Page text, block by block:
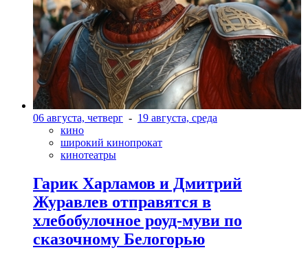
06 августа, четверг - 19 августа, среда
кино
широкий кинопрокат
кинотеатры
Гарик Харламов и Дмитрий
Журавлев отправятся в
хлебобулочное роуд-муви по
сказочному Белогорью